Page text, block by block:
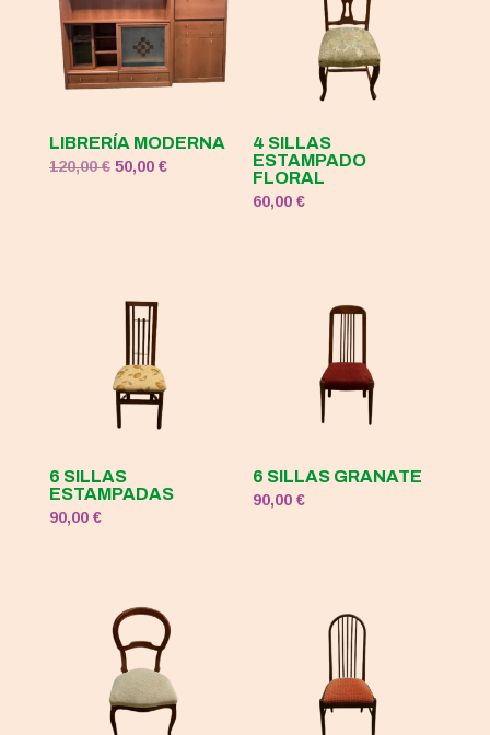
LIBRERÍA MODERNA
120,00€ El
50,00 €El
4 SILLAS
ESTAMPADO
FLORAL
60,00€
6 SILLAS
ESTAMPADAS
90,00 €
6 SILLAS GRANATE
90,00€